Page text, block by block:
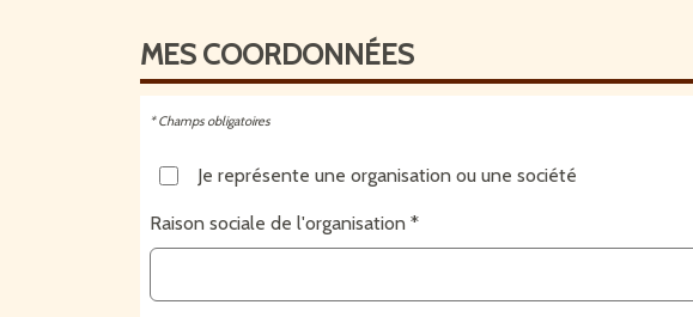
MES COORDONNÉES
* Champs obligatoires
Je représente une organisation ou une société
Raison sociale de l'organisation